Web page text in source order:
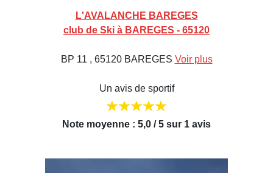
L'AVALANCHE BAREGES
club de Ski à BAREGES - 65120
BP 11 , 65120 BAREGES Voir plus
Un avis de sportif
Note moyenne : 5,0 / 5 sur 1 avis